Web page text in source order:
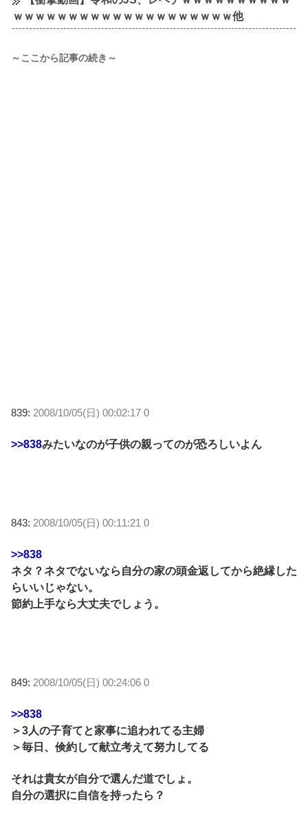
ｗｗｗｗｗｗｗｗｗｗｗｗｗｗｗｗｗｗｗｗ他
～ここから記事の続き～
839: 2008/10/05(日) 00:02:17 0
>>838みたいなのが子供の親ってのが恐ろしいよん
843: 2008/10/05(日) 00:11:21 0
>>838
ネタ？ネタでないなら自分の家の頭金返してから絶縁した
らいいじゃない。
節約上手なら大丈夫でしょう。
849: 2008/10/05(日) 00:24:06 0
>>838
＞3人の子育てと家事に追われてる主婦
＞毎日、倹約して献立考えて努力してる
それは貴女が自分で選んだ道でしょ。
自分の選択に自信を持ったら？